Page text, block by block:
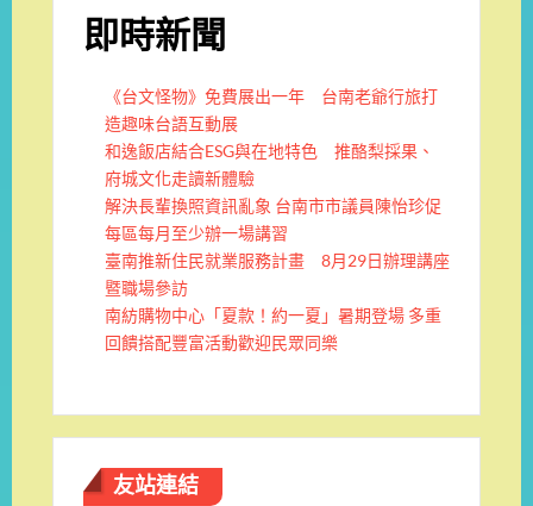
即時新聞
《台文怪物》免費展出一年 台南老爺行旅打
造趣味台語互動展
和逸飯店結合ESG與在地特色 推酪梨採果、
府城文化走讀新體驗
解決長輩換照資訊亂象 台南市市議員陳怡珍促
每區每月至少辦一場講習
臺南推新住民就業服務計畫 8月29日辦理講座
暨職場參訪
南紡購物中心「夏款！約一夏」暑期登場 多重
回饋搭配豐富活動歡迎民眾同樂
友站連結